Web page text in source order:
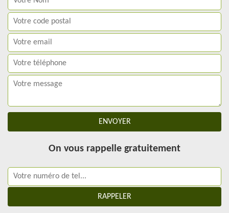
On vous rappelle gratuitement